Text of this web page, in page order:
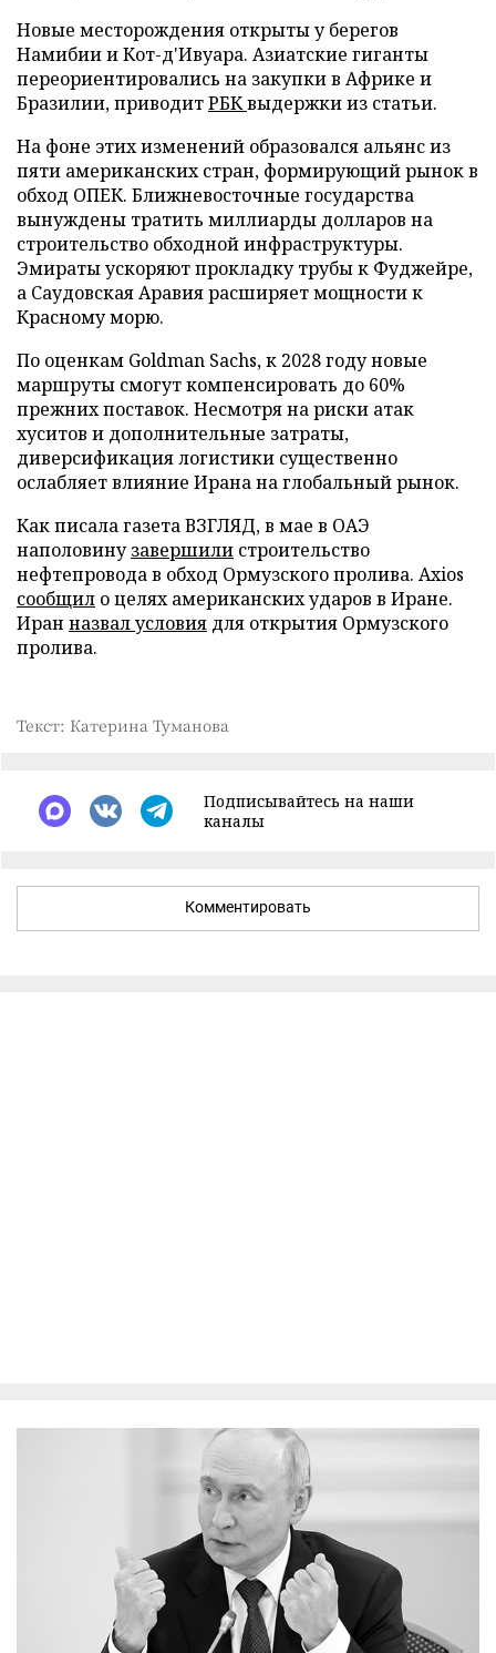
Новые месторождения открыты у берегов
Намибии и Кот-д'Ивуара. Азиатские гиганты
переориентировались на закупки в Африке и
Бразилии, приводитРБКвыдержки из статьи.
На фоне этих изменений образовался альянс из
пяти американских стран, формирующий рынок в
обход ОПЕК. Ближневосточные государства
вынуждены тратить миллиарды долларов на
строительство обходной инфраструктуры.
Эмираты ускоряют прокладку трубы к Фуджейре,
а Саудовская Аравия расширяет мощности к
Красному морю.
По оценкам Goldman Sachs, к 2028 году новые
маршруты смогут компенсировать до 60%
прежних поставок. Несмотря на риски атак
хуситов и дополнительные затраты,
диверсификация логистики существенно
ослабляет влияние Ирана на глобальный рынок.
Как писала газета ВЗГЛЯД, в мае в ОАЭ
наполовинузавершили строительство
нефтепровода в обход Ормузского пролива. Axios
сообщил о целях американских ударов в Иране.
Иран назвал условия для открытия Ормузского
пролива.
Текст: Катерина Туманова
Подписывайтесь на наши
каналы
Комментировать